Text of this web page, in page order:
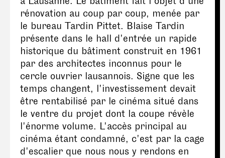
rénovation au coup par coup, menée par
le bureau Tardin Pittet. Blaise Tardin
présente dans le hall d'entrée un rapide
historique du bâtiment construit en 1961
par des architectes inconnus pour le
cercle ouvrier lausannois. Signe que les
temps changent, l'investissement devait
être rentabilisé par le cinéma situé dans
le ventre du projet dont la coupe révèle
l'énorme volume. L'accès principal au
cinéma étant condamné, c'est par la cage
d'escalier que nous nous y rendons en